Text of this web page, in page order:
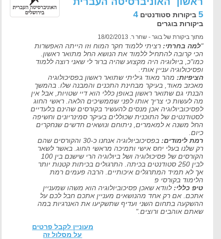
5 ביקורות סטודנטים 4
ביקורות בוגרים
מתוך ביקורת של בוגר - שחר ר. 18/02/2013
"למה בחרתי: רציתי ללמוד חקר המוח וזו הייתה האפשרות
הכי קרובה להתחיל ללמוד את הנושא החל מתואר ראשון.
כמו"כ, ביולוגיה היה מקצוע שהיה ברור לי שאני רוצה ללמוד
ופסיכולוגיה עניין אותי.
הציפיות: מהר מאוד גיליתי שתואר ראשון בפסיכולוגיה
מאכזב מאוד, בעיקר מבחינת התכנים והמבנה שלו. בהמשך
הבנתי גם שתואר ראשון באופן כללי הוא דיי שטויות, אבל אין
מה לעשות כי צריך אותו לפני שממשיכים הלאה. ראשי החוג
לפסיכוביולוגיה אכן מנסים להעשיר בקורסים שהינם בלעדיים
לסטודנטים של התוכנית שכוללים בעיקר סמינריונים וחשיפה
החל משנה א למאמרים, ניתוחם ונושאים חדשים שנחקרים
כיום.
רמת לימודים:
בפסיכוביולוגיה אנחנו כ-30 והקורסים שהם
רק שלנו בעלי יחס אישי ותמיכה מראשי החוג. באשר לשאר
הקורסים של פסיכולוגיה ושל ביולוגיה הרי שישנם בין 100
לבין 250 סטודנטים בכיתה. התרגולים בכיתות קטנות יותר
אך לא תמיד המתרגלים איכותיים. הרבה פעמים רמת
הלימוד בקורסי פ
טיפ כללי: לוודא שאכן פסיכוביולוגיה הוא משהו שמעניין
אתכם. אם רק אחד מהנושאים מעניין אתכם חבל לכם על
ההשקעה בתחום השני ועדיף שתשקיעו את האנרגיות במה
שאתם אוהבים ורוצים."
מעוניין לקבל פרטים
על מסלול זה